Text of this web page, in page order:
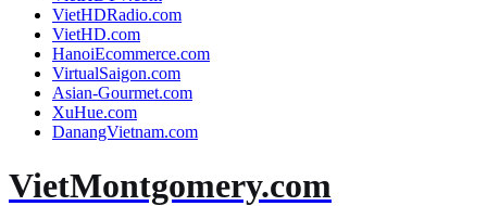
VietHDRadio.com
VietHD.com
HanoiEcommerce.com
VirtualSaigon.com
Asian-Gourmet.com
XuHue.com
DanangVietnam.com
VietMontgomery.com